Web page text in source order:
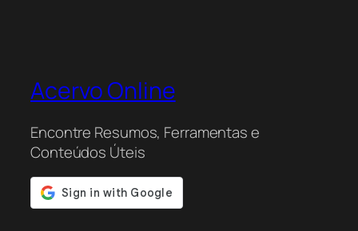
Acervo Online
Encontre Resumos, Ferramentas e
Conteúdos Úteis